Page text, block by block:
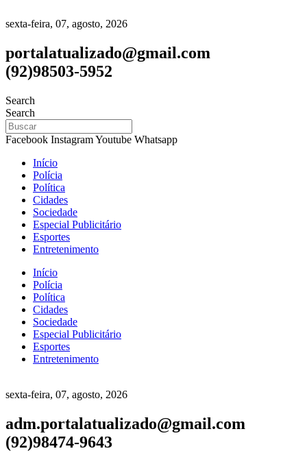
sexta-feira, 07, agosto, 2026
portalatualizado@gmail.com
(92)98503-5952
Search
Search
Facebook InstagramYoutube Whatsapp
Início
Polícia
Política
Cidades
Sociedade
Especial Publicitário
Esportes
Entretenimento
Início
Polícia
Política
Cidades
Sociedade
Especial Publicitário
Esportes
Entretenimento
sexta-feira, 07, agosto, 2026
adm.portalatualizado@gmail.com
(92)98474-9643